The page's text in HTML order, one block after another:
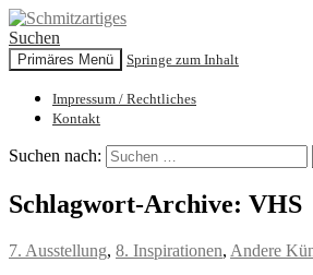
Schmitzartiges
Suchen
Primäres Menü Springe zum Inhalt
Impressum / Rechtliches
Kontakt
Suchen nach:
Schlagwort-Archive: VHS
7. Ausstellung, 8. Inspirationen, Andere